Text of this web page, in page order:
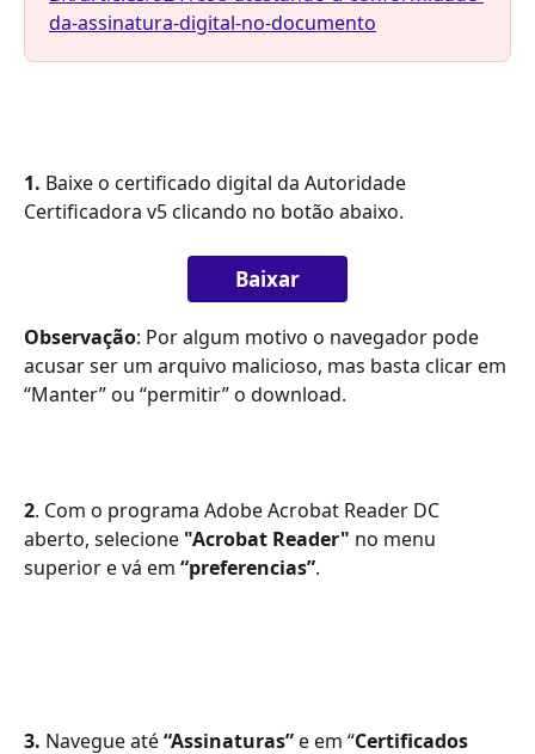
da-assinatura-digital-no-documento
1. Baixe o certificado digital da Autoridade
Certificadora v5 clicando no botão abaixo.
Baixar
Observação: Por algum motivo o navegador pode
acusar ser um arquivo malicioso, mas basta clicar em
“Manter” ou “permitir” o download.
2. Com o programa Adobe Acrobat Reader DC
aberto, selecione "Acrobat Reader" no menu
superior e vá em “preferencias”.
3. Navegue até “Assinaturas” e em “Certificados